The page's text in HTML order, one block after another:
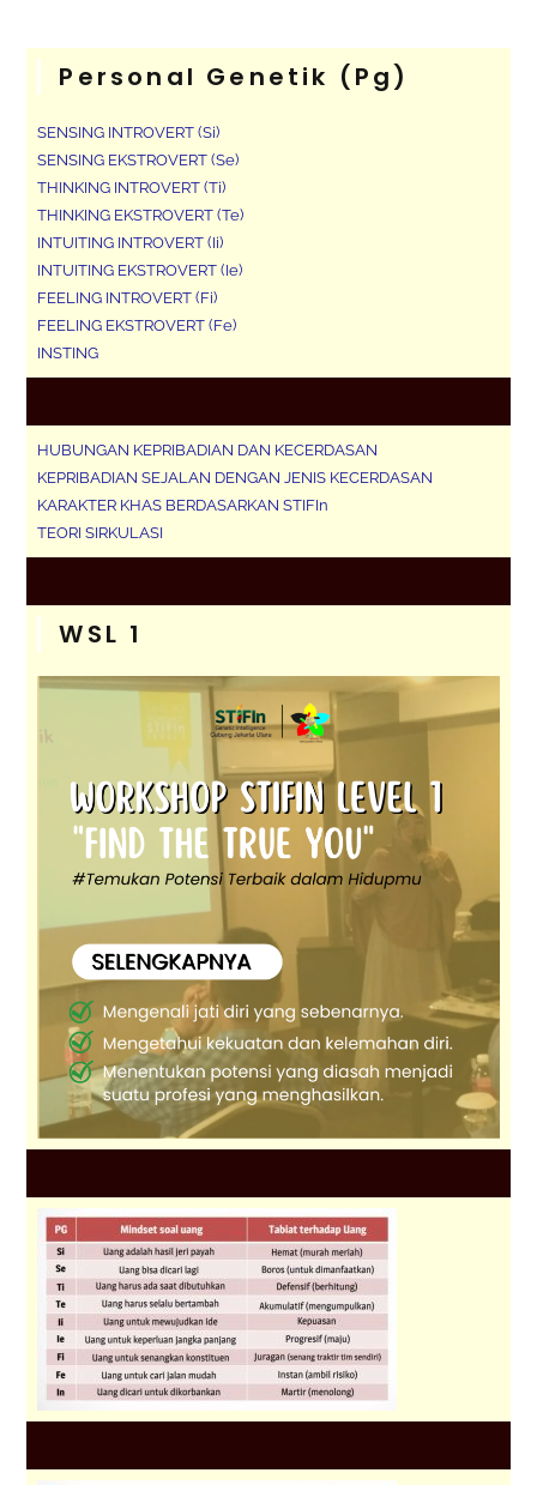
Personal Genetik (pg)
SENSING INTROVERT (Si)
SENSING EKSTROVERT (Se)
THINKING INTROVERT (Ti)
THINKING EKSTROVERT (Te)
INTUITING INTROVERT (Ii)
INTUITING EKSTROVERT (Ie)
FEELING INTROVERT (Fi)
FEELING EKSTROVERT (Fe)
INSTING
HUBUNGAN KEPRIBADIAN DAN KECERDASAN
KEPRIBADIAN SEJALAN DENGAN JENIS KECERDASAN
KARAKTER KHAS BERDASARKAN STIFIn
TEORI SIRKULASI
WSL 1